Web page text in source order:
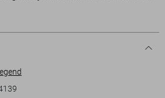
een stijlvolle, urban look toevoegen.
en comfort, ideaal voor de lente.
zijzakken en steekzakken, perfect voor het
pasvorm. Door de normale lengte kun je
een dagje in de stad doorbrengt of